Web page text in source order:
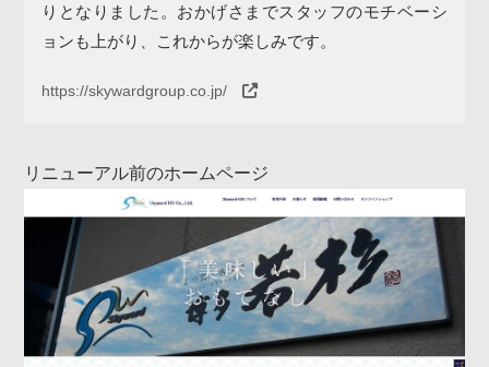
りとなりました。おかげさまでスタッフのモチベーシ
ョンも上がり、これからが楽しみです。
https://skywardgroup.co.jp/
リニューアル前のホームページ